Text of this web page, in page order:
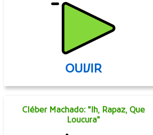
OUVIR
Cléber Machado: "Ih, Rapaz, Que
Loucura"